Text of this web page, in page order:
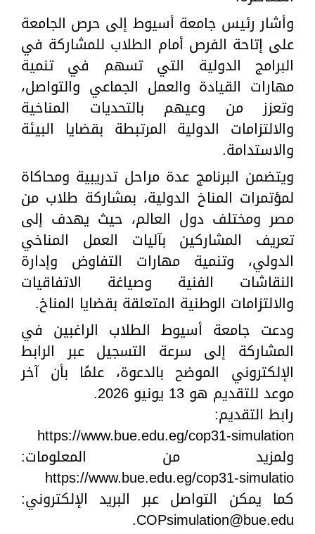
وأشار رئيس جامعة أسيوط إلى حرص الجامعة
على إتاحة الفرص أمام الطلاب للمشاركة في
البرامج الدولية التي تسهم في تنمية
مهارات القيادة والعمل الجماعي والتواصل،
وتعزز من وعيهم بالتحديات المناخية
والالتزامات الدولية المرتبطة بقضايا البيئة
والاستدامة.
ويتضمن البرنامج عدة مراحل تدريبية ومحاكاة
لمؤتمرات المناخ الدولية، بمشاركة طلاب من
مصر ومختلف دول العالم، حيث يهدف إلى
تعريف المشاركين بآليات العمل المناخي
الدولي، وتنمية مهارات التفاوض وإدارة
النقاشات الفنية وصياغة الاتفاقيات
والالتزامات الوطنية المتعلقة بقضايا المناخ.
ودعت جامعة أسيوط الطلاب الراغبين في
المشاركة إلى سرعة التسجيل عبر الرابط
الإلكتروني الموضح بالدعوة، علمًا بأن آخر
موعد للتقديم هو 13 يونيو 2026.
رابط التقديم:
https://www.bue.edu.eg/cop31-simulation
ولمزيد من المعلومات:
https://www.bue.edu.eg/cop31-simulatio
كما يمكن التواصل عبر البريد الإلكتروني:
COPsimulation@bue.edu
.